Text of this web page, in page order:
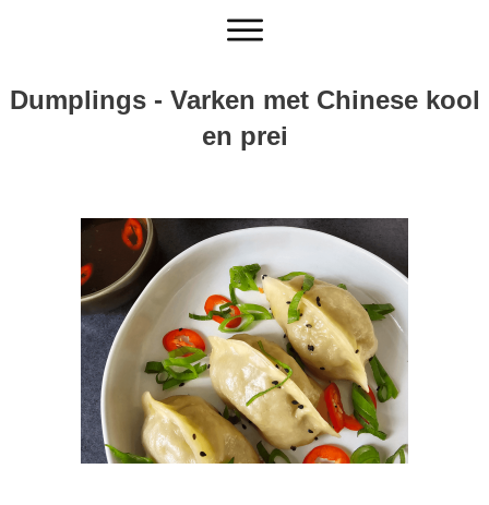
Dumplings - Varken met Chinese kool
en prei